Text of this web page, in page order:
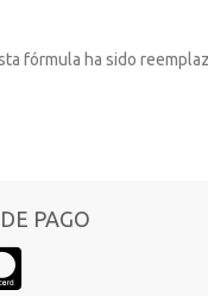
fórmula ha sido
PAGO